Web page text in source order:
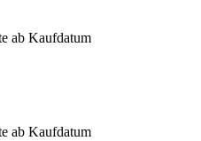
ab Kaufdatum
ab Kaufdatum